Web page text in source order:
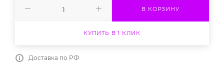
В КОРЗИНУ
КУПИТЬ В 1 КЛИК
Доставка по РФ